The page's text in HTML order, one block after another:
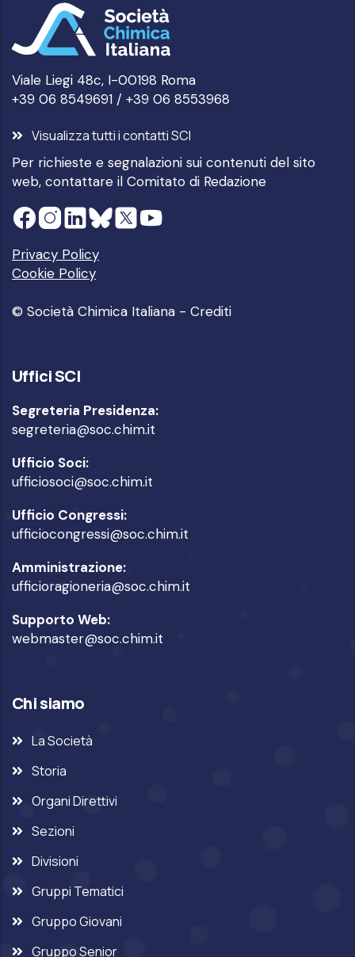
Viale Liegi 48c, I-00198 Roma
+39 06 8549691 / +39 06 8553968
Visualizza tutti i contatti SCI
Per richieste e segnalazioni sui contenuti del sito
web, contattare il Comitato di Redazione
Privacy Policy
Cookie Policy
© Società Chimica Italiana - Crediti
Uffici SCI
Segreteria Presidenza:
segreteria@soc.chim.it
Ufficio Soci:
ufficiosoci@soc.chim.it
Ufficio Congressi:
ufficiocongressi@soc.chim.it
Amministrazione:
ufficioragioneria@soc.chim.it
Supporto Web:
webmaster@soc.chim.it
Chi siamo
La Società
Storia
Organi Direttivi
Sezioni
Divisioni
Gruppi Tematici
Gruppo Giovani
Gruppo Senior